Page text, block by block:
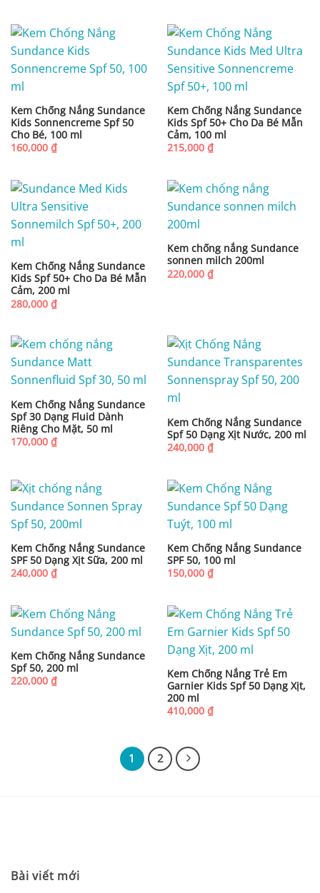
Kem Chống Nắng Sundance
Kids Sonnencreme Spf 50
Cho Bé, 100 ml
160,000 ₫
Kem Chống Nắng Sundance
Kids Spf 50+ Cho Da Bé Mẫn
Cảm, 100 ml
215,000 ₫
Kem Chống Nắng Sundance
Kids Spf 50+ Cho Da Bé Mẫn
Cảm, 200 ml
280,000 ₫
Kem chống nắng Sundance
sonnen milch 200ml
220,000 ₫
Kem Chống Nắng Sundance
Spf 30 Dạng Fluid Dành
Riêng Cho Mặt, 50 ml
170,000 ₫
Kem Chống Nắng Sundance
Spf 50 Dạng Xịt Nước, 200 ml
240,000 ₫
Kem Chống Nắng Sundance
SPF 50 Dạng Xịt Sữa, 200 ml
240,000 ₫
Kem Chống Nắng Sundance
SPF 50, 100 ml
150,000 ₫
Kem Chống Nắng Sundance
Spf 50, 200 ml
220,000 ₫
Kem Chống Nắng Trẻ Em
Garnier Kids Spf 50 Dạng Xịt,
200 ml
410,000 ₫
1 2
Bài viết mới